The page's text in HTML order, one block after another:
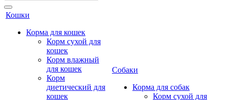
Кошки
Корма для кошек
Корм сухой для
кошек
Корм влажный
для кошек
Корм
диетический для
кошек
Собаки
Корма для собак
Корм сухой для